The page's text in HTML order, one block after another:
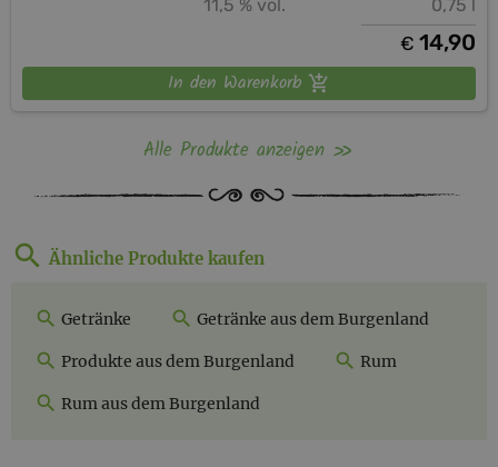
11,5 % vol. 0,75 l
€ 14,90
In den Warenkorb
Alle Produkte anzeigen
Ähnliche Produkte kaufen
Getränke Getränke aus dem Burgenland
Produkte aus dem Burgenland Rum
Rum aus dem Burgenland